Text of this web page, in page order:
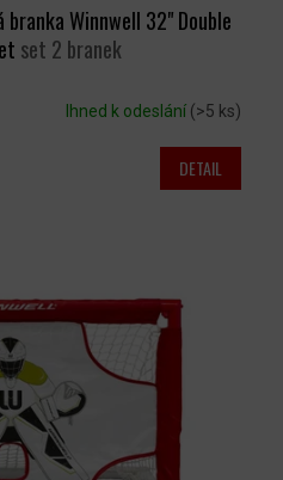
Winnwell 32" Double
set 2 branek
Ihned k odeslání (>5 ks)
DETAIL